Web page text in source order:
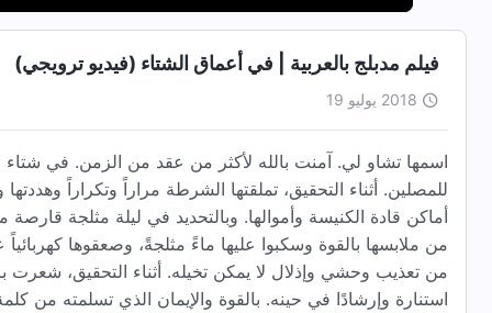
فيلم مدبلج بالعربية | في أعماق الشتاء (فيديو ترويجي)
2018 يوليو 19
للمصلين. أثناء التحقيق، تملقتها الشرطة مراراً وتكراراً
من ملابسها بالقوة وسكبوا عليها ماءً مثلجةً، وصعقوها
من تعذيب وحشي وإذلال لا يمكن تخيله. أثناء التحقيق، شعرت
استنارة وإرشادًا في حينه. بالقوة والإيمان الذي تسلمته من